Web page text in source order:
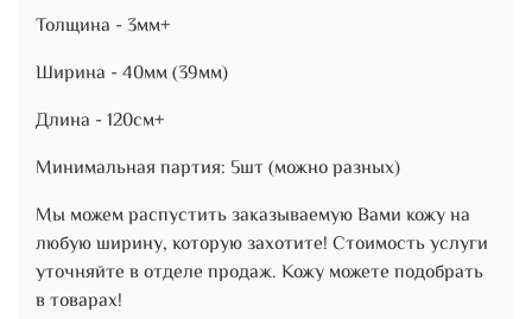
Толщина - 3мм+
Ширина - 40мм (39мм)
Длина - 120см+
Минимальная партия: 5шт (можно разных)
Мы можем распустить заказываемую Вами кожу на
любую ширину, которую захотите! Стоимость услуги
уточняйте в отделе продаж. Кожу можете подобрать
в товарах!